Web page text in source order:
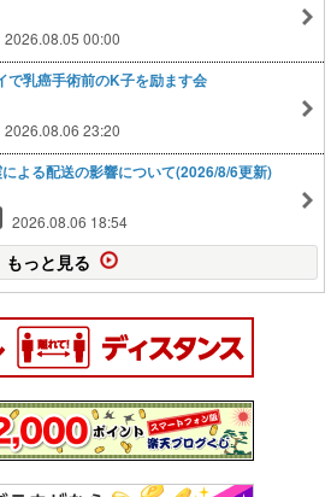
2026.08.05 00:00
で乳癌手術前のK子を励ます会
2026.08.06 23:20
よる配送の影響について(2026/8/6更新)
2026.08.06 18:54
もっと見る